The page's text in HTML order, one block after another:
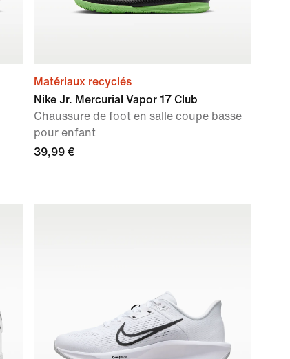
Matériaux recyclés
Nike Jr. Mercurial Vapor 17 Club
Chaussure de foot en salle coupe basse
pour enfant
39,99 €